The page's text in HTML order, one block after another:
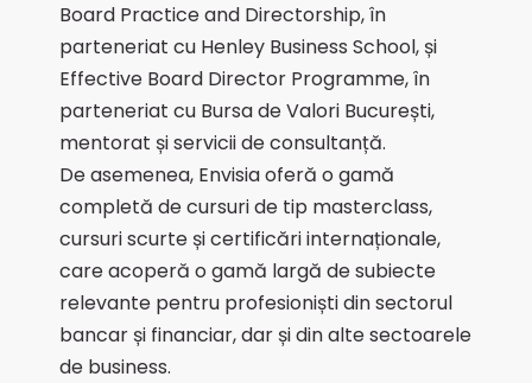
Board Practice and Directorship, în
parteneriat cu Henley Business School, și
Effective Board Director Programme, în
parteneriat cu Bursa de Valori București,
mentorat și servicii de consultanță.
De asemenea, Envisia oferă o gamă
completă de cursuri de tip masterclass,
cursuri scurte și certificări internaționale,
care acoperă o gamă largă de subiecte
relevante pentru profesioniști din sectorul
bancar și financiar, dar și din alte sectoarele
de business.